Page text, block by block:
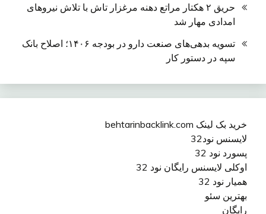
حریق ۲ هکتار مراتع دهنه مرغزار تاش با تلاش نیروهای
امدادی مهار شد
تسویه بدهی‌های صنعت دارو در بودجه ۱۴۰۶؛ اصلاح بانک
سپه در دستور کار
خرید بک لینک behtarinbacklink.com
لایسنس نود32
پسورد نود 32
اوکلی لایسنس رایگان نود 32
همیار نود 32
بهترین سئو
رایگان